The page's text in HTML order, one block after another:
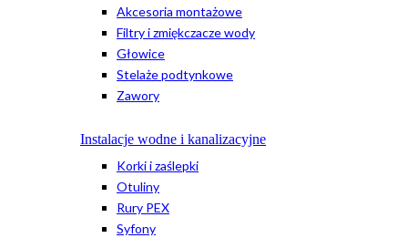
Akcesoria montażowe
Filtry i zmiękczacze wody
Głowice
Stelaże podtynkowe
Zawory
Instalacje wodne i kanalizacyjne
Korki i zaślepki
Otuliny
Rury PEX
Syfony